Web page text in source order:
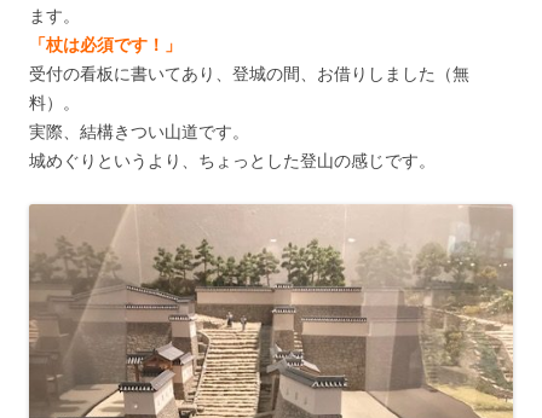
ます。
「杖は必須です！」
受付の看板に書いてあり、登城の間、お借りしました（無
料）。
実際、結構きつい山道です。
城めぐりというより、ちょっとした登山の感じです。